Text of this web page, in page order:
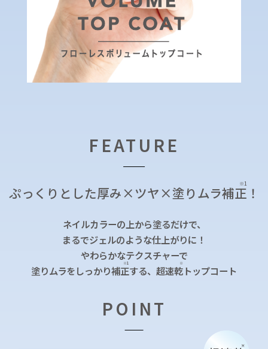
FEATURE
ぷっくりとした厚み×ツヤ×塗りムラ補正
※1
！
ネイルカラーの上から塗るだけで、
まるでジェルのような仕上がりに！
やわらかなテクスチャーで
塗りムラをしっかり補正
※1
する、超速乾
※
トップコート
POINT